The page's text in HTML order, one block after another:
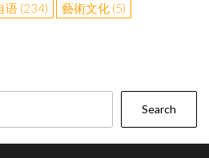
语 (234) 藝術文化 (5)
Search